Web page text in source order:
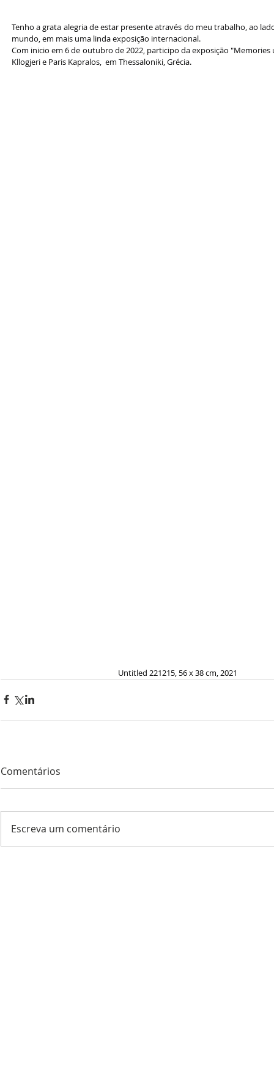
Tenho a grata alegria de estar presente através do meu trabalho, ao
mundo, em mais uma linda exposição internacional.
Com inicio em 6 de outubro de 2022, participo da exposição
Kllogjeri e Paris Kapralos,  em Thessaloniki, Grécia.
                                                          Untitled 221215, 56 x 38 cm, 2021
Comentários
Escreva um comentário